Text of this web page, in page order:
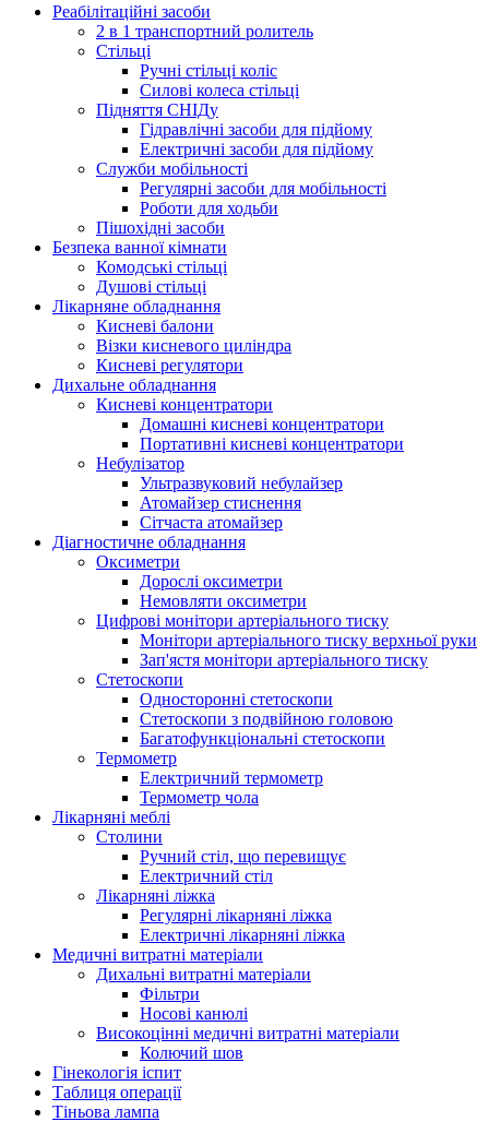
Реабілітаційні засоби
2 в 1 транспортний ролитель
Стільці
Ручні стільці коліс
Силові колеса стільці
Підняття СНІДу
Гідравлічні засоби для підйому
Електричні засоби для підйому
Служби мобільності
Регулярні засоби для мобільності
Роботи для ходьби
Пішохідні засоби
Безпека ванної кімнати
Комодські стільці
Душові стільці
Лікарняне обладнання
Кисневі балони
Візки кисневого циліндра
Кисневі регулятори
Дихальне обладнання
Кисневі концентратори
Домашні кисневі концентратори
Портативні кисневі концентратори
Небулізатор
Ультразвуковий небулайзер
Атомайзер стиснення
Сітчаста атомайзер
Діагностичне обладнання
Оксиметри
Дорослі оксиметри
Немовляти оксиметри
Цифрові монітори артеріального тиску
Монітори артеріального тиску верхньої руки
Зап'ястя монітори артеріального тиску
Стетоскопи
Односторонні стетоскопи
Стетоскопи з подвійною головою
Багатофункціональні стетоскопи
Термометр
Електричний термометр
Термометр чола
Лікарняні меблі
Столини
Ручний стіл, що перевищує
Електричний стіл
Лікарняні ліжка
Регулярні лікарняні ліжка
Електричні лікарняні ліжка
Медичні витратні матеріали
Дихальні витратні матеріали
Фільтри
Носові канюлі
Високоцінні медичні витратні матеріали
Колючий шов
Гінекологія іспит
Таблиця операції
Тіньова лампа